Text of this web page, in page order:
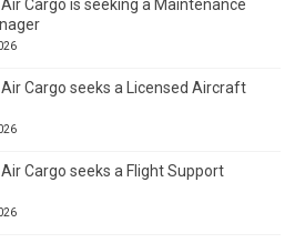
Cargo is seeking a Maintenance
Cargo seeks a Licensed Aircraft
Cargo seeks a Flight Support